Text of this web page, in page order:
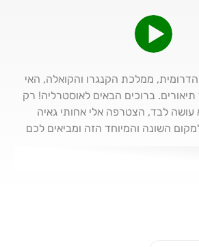
ממלכת הקנגרו והקואלה, האי
תיאורים. ברוכים הבאים לאוסטרליה! רק
עושה לבד, הצטרפה אלי אחותי גאיה
השונה והמיוחד הזה ומביאים לכם
תשכחו לבקר באתר של